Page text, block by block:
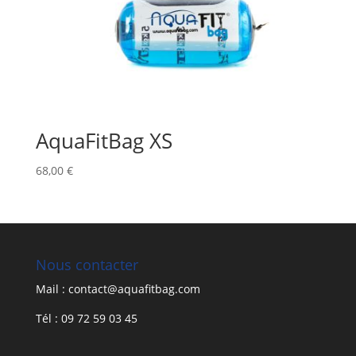
AquaFitBag XS
68,00 €
Nous contacter
Mail : contact@aquafitbag.com
Tél : 09 72 59 03 45